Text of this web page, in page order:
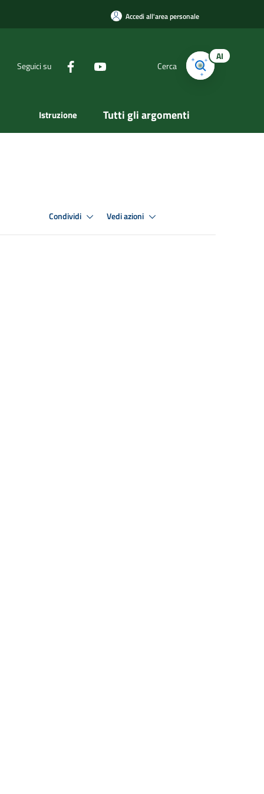
Accedi all'area personale
Seguici su Cerca
AI
Istruzione Tutti gli argomenti
Condividi Vedi azioni